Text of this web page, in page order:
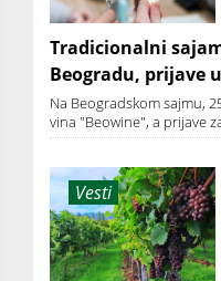
Tradicionalni
Beogradu, prijave
Na Beogradskom sajmu,
vina "Beowine", a prijave
Vesti